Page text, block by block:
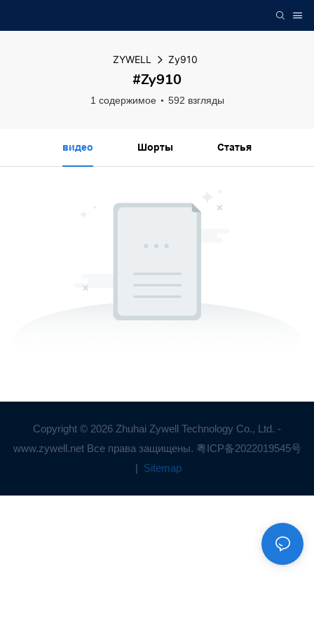
ZYWELL Zy910
#Zy910
1 содержимое 592 взгляды
видео Шорты Статья
Copyright © 2026 Zhuhai Zywell Technology Co., Ltd. -
www.zywell.net Все права защищены. 粤ICP备2022019545号
| Sitemap